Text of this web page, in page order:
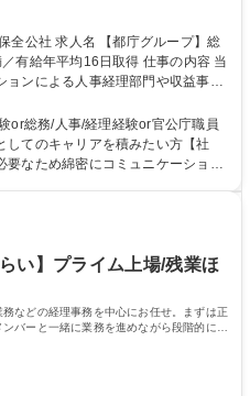
食事補助あり
グループ】総
均16日取得 仕事の内容 当
ンによる人事経理部門や収益事業
の業務をお任せいたします。研修
記業務詳細 【業務詳細】■
社の運営に係る管理業務 ■収益部
駅西口広場の「イベントコーナ
業 ※入社後は上記いずれかの部門
集職種 【都庁グル
間未満／有給年平均16日取得
or総務/人事/経理経験or官公庁職員
てのキャリアを積みたい方【社
要なため綿密にコミュニケーション
。 ■様々なプロジェクト：駐車場
た照明を兼ねた広告「ブライトサ
を生み出す活動を積極的に行って
い】プライム上場/残業ほ
などの経理事務を中心にお任せ。まずは正
バーと一緒に業務を進めながら段階的に経